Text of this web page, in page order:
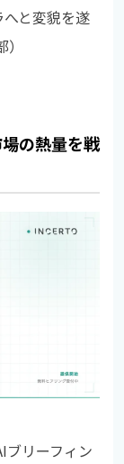
と変貌を遂
の熱量を戦
リーフィン